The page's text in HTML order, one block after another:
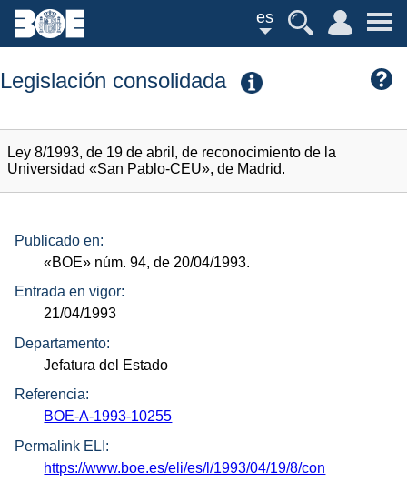
es
Legislación consolidada
Ley 8/1993, de 19 de abril, de reconocimiento de la
Universidad «San Pablo-CEU», de Madrid.
Publicado en:
«BOE» núm. 94, de 20/04/1993.
Entrada en vigor:
21/04/1993
Departamento:
Jefatura del Estado
Referencia:
BOE-A-1993-10255
Permalink ELI:
https://www.boe.es/eli/es/l/1993/04/19/8/con